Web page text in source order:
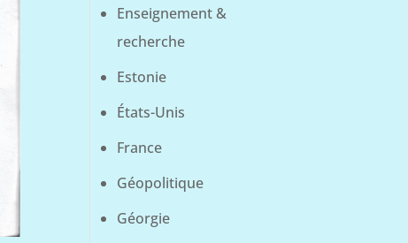
Enseignement &
recherche
Estonie
États-Unis
France
Géopolitique
Géorgie